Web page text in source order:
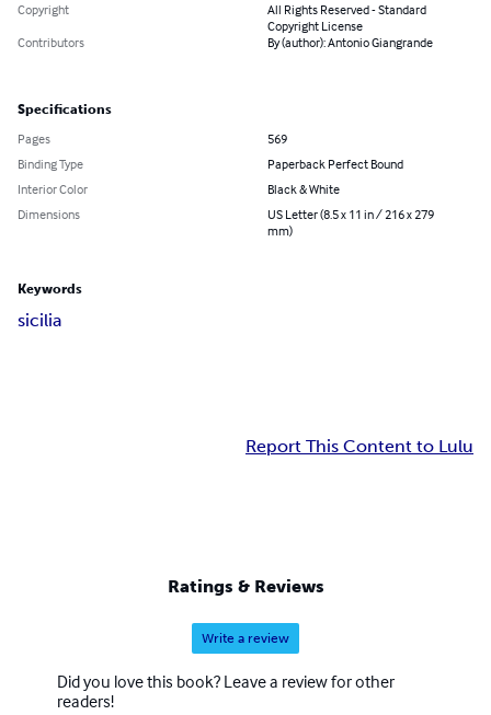
Copyright
All Rights Reserved - Standard
Copyright License
Contributors
By (author): Antonio Giangrande
Specifications
Pages
569
Binding Type
Paperback Perfect Bound
Interior Color
Black & White
Dimensions
US Letter (8.5 x 11 in / 216 x 279
mm)
Keywords
sicilia
Report This Content to Lulu
Ratings & Reviews
Write a review
Did you love this book? Leave a review for other
readers!